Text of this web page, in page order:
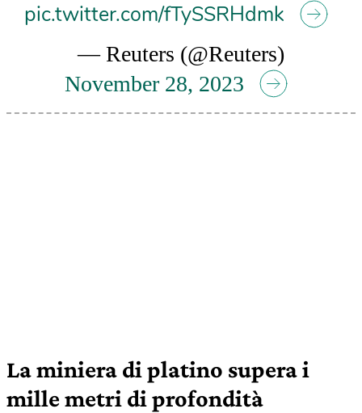
pic.twitter.com/fTySSRHdmk
— Reuters (@Reuters)
November 28, 2023
La miniera di platino supera i
mille metri di profondità